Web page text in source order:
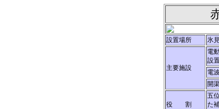
設置場所 氷
主要施設
電
設
電
開
役 割
五
た